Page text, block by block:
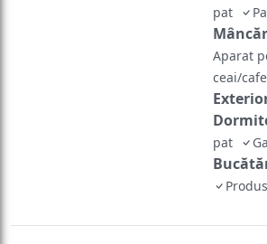
pat
Aparat
ceai/
pat